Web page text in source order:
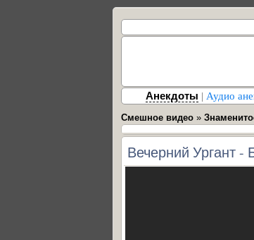
Анекдоты | Аудио
Смешное видео »
Вечерний Ургант -